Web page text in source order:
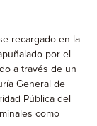
recargado en la
por el
a través de un
General de
Pública del
como